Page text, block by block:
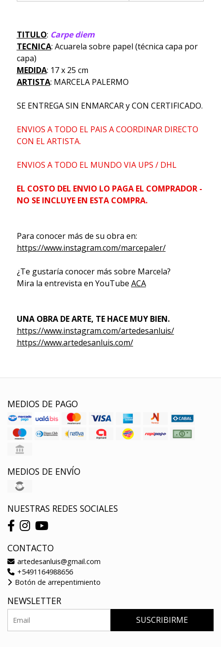
TITULO: Carpe diem
TECNICA: Acuarela sobre papel (técnica capa por
capa)
MEDIDA: 17 x 25 cm
ARTISTA: MARCELA PALERMO
SE ENTREGA SIN ENMARCAR y CON CERTIFICADO.
ENVIOS A TODO EL PAIS A COORDINAR DIRECTO
CON EL ARTISTA.
ENVIOS A TODO EL MUNDO VIA UPS / DHL
EL COSTO DEL ENVIO LO PAGA EL COMPRADOR -
NO SE INCLUYE EN ESTA COMPRA.
Para conocer más de su obra en:
https://www.instagram.com/marcepaler/
¿Te gustaría conocer más sobre Marcela?
Mira la entrevista en YouTube ACA
UNA OBRA DE ARTE, TE HACE MUY BIEN.
https://www.instagram.com/artedesanluis/
https://www.artedesanluis.com/
MEDIOS DE PAGO
MEDIOS DE ENVÍO
NUESTRAS REDES SOCIALES
CONTACTO
artedesanluis@gmail.com
+5491164988656
Botón de arrepentimiento
NEWSLETTER
SUSCRIBIRME